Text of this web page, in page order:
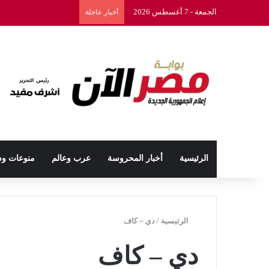
الجمعة - 7 أغسطس 2026 أخبار عاجلة
الرئيسية أخبار المحروسة عرب وعالم منوعات
الرئيسية / دي – كاف
دي – كاف